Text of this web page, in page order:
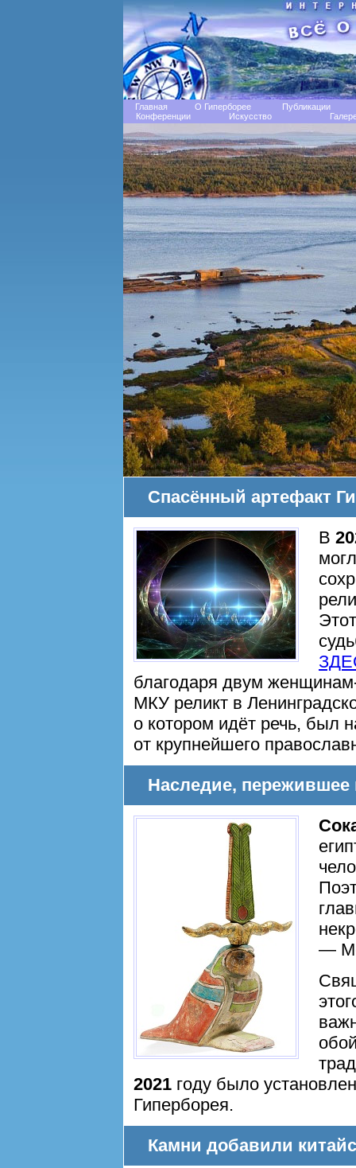
Главная О Гиперборее
Публикации
Конференции
Искусство
Спасённый артефакт
В
благодаря двум
МКУ реликт в
о котором идёт речь, был
от крупнейшего
Наследие, пережившее
—
2021 году было
Гиперборея.
Камни добавили